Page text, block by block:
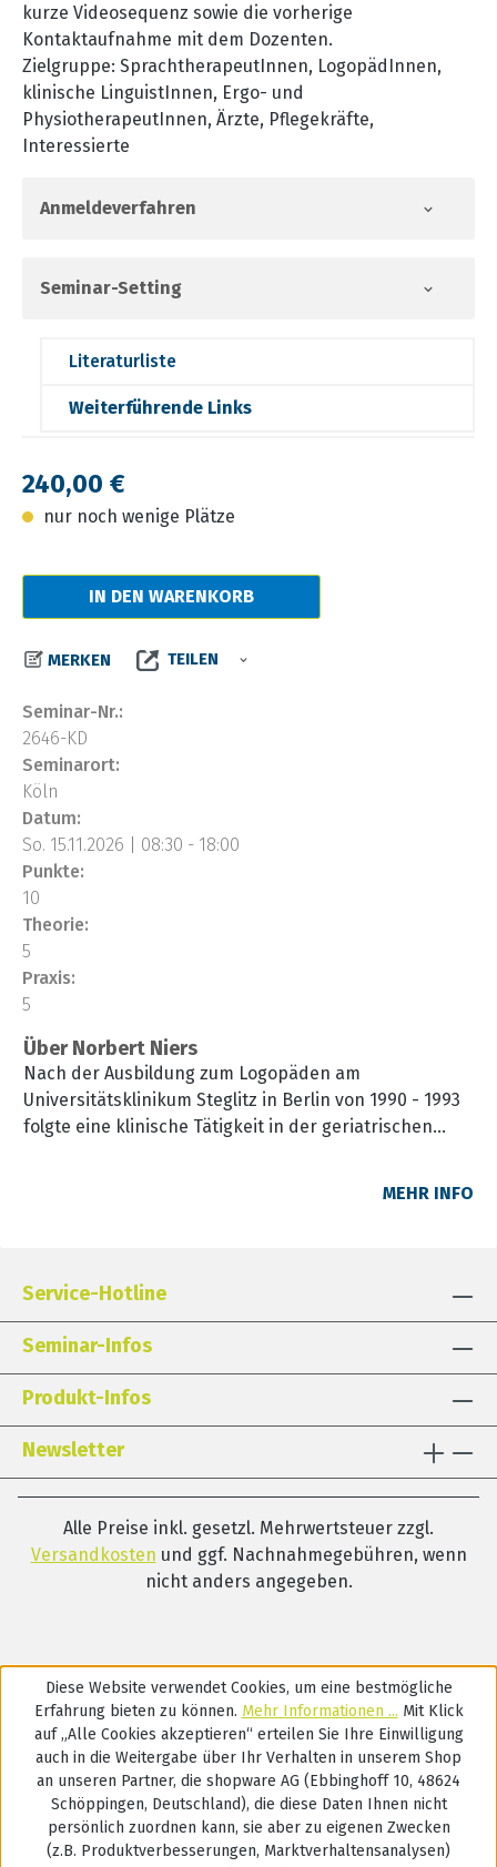
kurze Videosequenz sowie die vorherige
Kontaktaufnahme mit dem Dozenten.
Zielgruppe: SprachtherapeutInnen, LogopädInnen,
klinische LinguistInnen, Ergo- und
PhysiotherapeutInnen, Ärzte, Pflegekräfte,
Interessierte
Anmeldeverfahren
Seminar-Setting
Literaturliste
Weiterführende Links
Regulärer Preis:
240,00 €
nur noch wenige Plätze
IN DEN WARENKORB
MERKEN TEILEN
Seminar-Nr.:
2646-KD
Seminarort:
Köln
Datum:
So. 15.11.2026 | 08:30 - 18:00
Punkte:
10
Theorie:
5
Praxis:
5
Über Norbert Niers
Nach der Ausbildung zum Logopäden am
Universitätsklinikum Steglitz in Berlin von 1990 - 1993
folgte eine klinische Tätigkeit in der geriatrischen
Frührehabilitation. Im Vordergrund steht die
unit) und in der stationären und ambulanten
liegt in der Diagnostik und Therapie von Dysphagien
Trachealkanülenmanagement in Frührehabilitation,
Trachealkanülen-Management in der
Dysphagietherapie (DGD).
MEHR INFO
Service-Hotline
Seminar-Infos
Produkt-Infos
Newsletter
Alle Preise inkl. gesetzl. Mehrwertsteuer zzgl.
Versandkosten und ggf. Nachnahmegebühren, wenn
nicht anders angegeben.
Diese Website verwendet Cookies, um eine bestmögliche
Erfahrung bieten zu können. Mehr Informationen ... Mit Klick
auf „Alle Cookies akzeptieren“ erteilen Sie Ihre Einwilligung
auch in die Weitergabe über Ihr Verhalten in unserem Shop
an unseren Partner, die shopware AG (Ebbinghoff 10, 48624
Schöppingen, Deutschland), die diese Daten Ihnen nicht
persönlich zuordnen kann, sie aber zu eigenen Zwecken
(z.B. Produktverbesserungen, Marktverhaltensanalysen)